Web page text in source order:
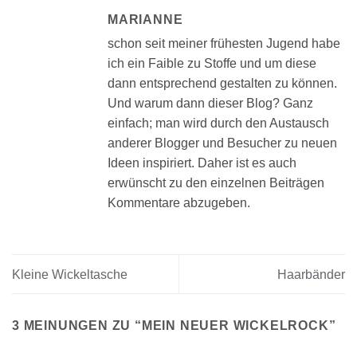
MARIANNE
schon seit meiner frühesten Jugend habe
ich ein Faible zu Stoffe und um diese
dann entsprechend gestalten zu können.
Und warum dann dieser Blog? Ganz
einfach; man wird durch den Austausch
anderer Blogger und Besucher zu neuen
Ideen inspiriert. Daher ist es auch
erwünscht zu den einzelnen Beiträgen
Kommentare abzugeben.
Kleine Wickeltasche Haarbänder
3 MEINUNGEN ZU “ MEIN NEUER WICKELROCK”